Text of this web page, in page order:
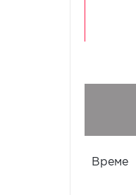
Време